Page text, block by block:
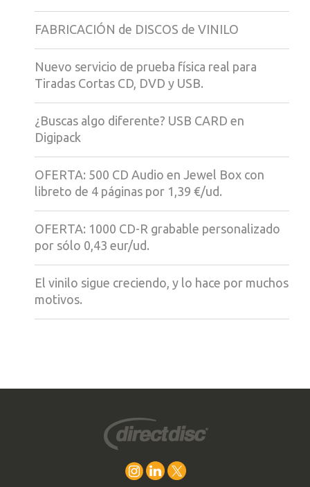
FABRICACIÓN de DISCOS de VINILO
Nuevo servicio de prueba física real para
Tiradas Cortas CD, DVD y USB.
¿Buscas algo diferente? USB CARD en
Digipack
OFERTA: 500 CD Audio en Jewel Box con
libreto de 4 páginas por 1,39 €/ud.
OFERTA: 1000 CD-R grabable personalizado
por sólo 0,43 eur/ud.
El vinilo sigue creciendo, y lo hace por muchos
motivos.